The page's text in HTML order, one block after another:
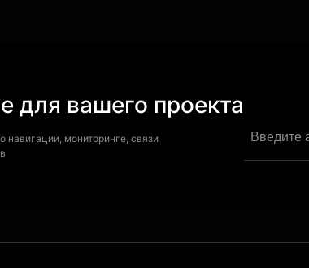
для вашего проекта
навигации, мониторинге, связи